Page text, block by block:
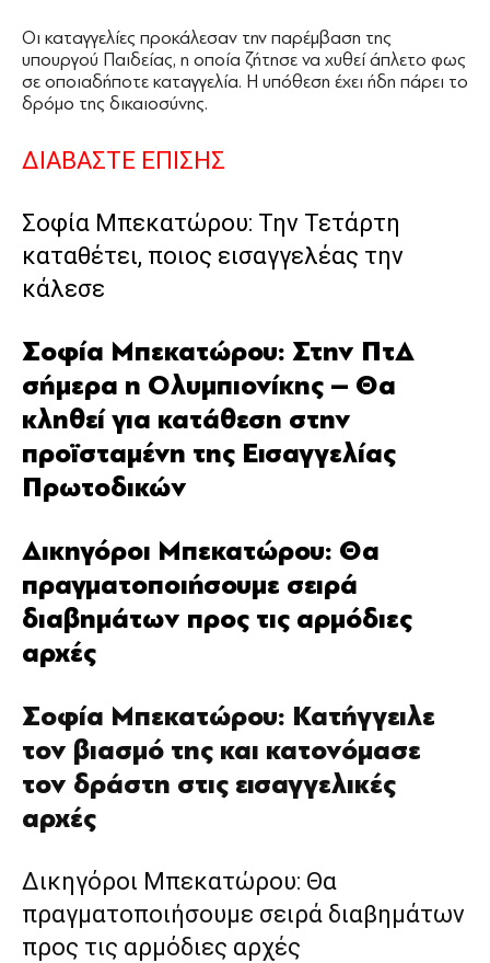
Οι καταγγελίες προκάλεσαν την παρέμβαση της
υπουργού Παιδείας, η οποία ζήτησε να χυθεί άπλετο φως
σε οποιαδήποτε καταγγελία. Η υπόθεση έχει ήδη πάρει το
δρόμο της δικαιοσύνης.
ΔΙΑΒΑΣΤΕ ΕΠΙΣΗΣ
Σοφία Μπεκατώρου: Την Τετάρτη
καταθέτει, ποιος εισαγγελέας την
κάλεσε
Σοφία Μπεκατώρου: Στην ΠτΔ
σήμερα η Ολυμπιονίκης – Θα
κληθεί για κατάθεση στην
προϊσταμένη της Εισαγγελίας
Πρωτοδικών
Δικηγόροι Μπεκατώρου: Θα
πραγματοποιήσουμε σειρά
διαβημάτων προς τις αρμόδιες
αρχές
Σοφία Μπεκατώρου: Κατήγγειλε
τον βιασμό της και κατονόμασε
τον δράστη στις εισαγγελικές
αρχές
Δικηγόροι Μπεκατώρου: Θα
πραγματοποιήσουμε σειρά διαβημάτων
προς τις αρμόδιες αρχές